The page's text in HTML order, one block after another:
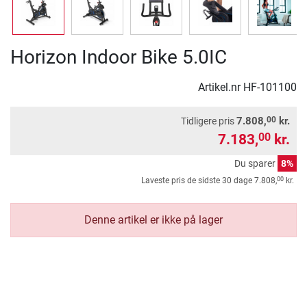
Horizon Indoor Bike 5.0IC
Artikel.nr HF-101100
Tidligere pris7.808,00 kr.
7.183,00 kr.
Du sparer 8%
Laveste pris de sidste 30 dage 7.808,00 kr.
Denne artikel er ikke på lager